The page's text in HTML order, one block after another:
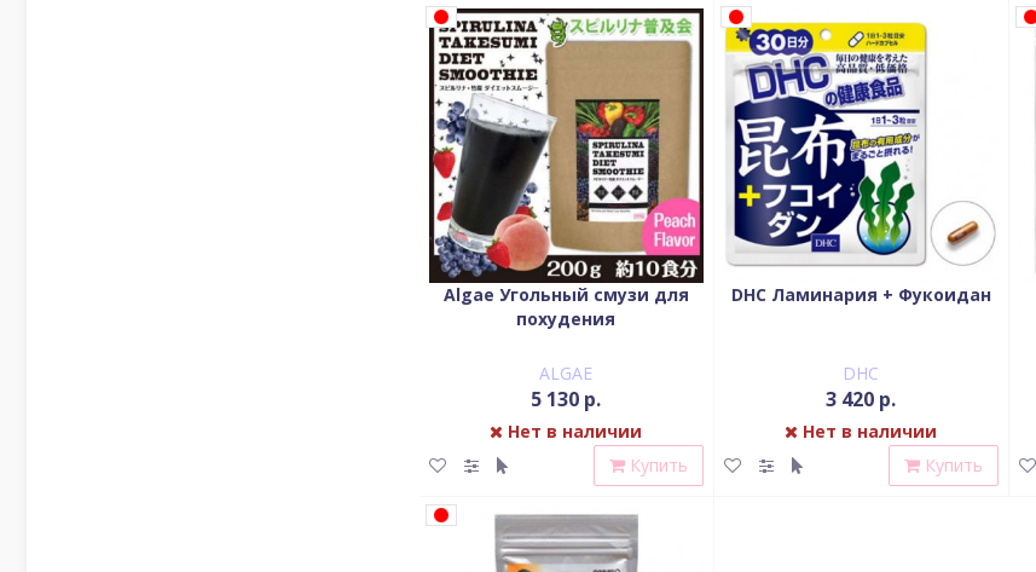
Algae Угольный смузи для
похудения
ALGAE
5 130 р.
Нет в наличии
Купить
DHC Ламинария + Фукоидан
DHC
3 420 р.
Нет в наличии
Купить